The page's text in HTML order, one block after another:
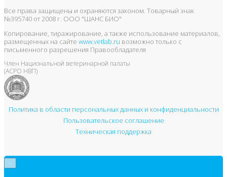
Все права защищены и охраняются законом. Товарный знак
№395740 от 2008 г. ООО "ШАНС БИО"
Копирование, тиражирование, а также использование материалов,
размещенных на сайте www.vetlab.ru возможно только с
письменного разрешения Правообладателя
Член Национальной ветеринарной палаты
(АСРО НВП)
Политика в области персональных данных и конфиденциальности
Пользовательское соглашение
Техническая поддержка